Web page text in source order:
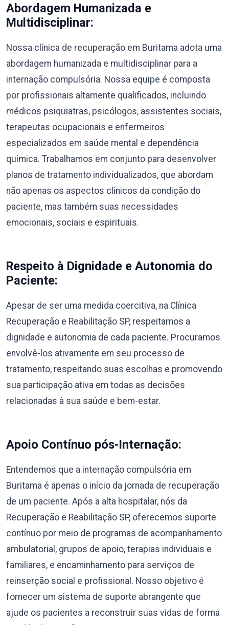
Abordagem Humanizada e
Multidisciplinar:
Nossa clínica de recuperação em Buritama adota uma
abordagem humanizada e multidisciplinar para a
internação compulsória. Nossa equipe é composta
por profissionais altamente qualificados, incluindo
médicos psiquiatras, psicólogos, assistentes sociais,
terapeutas ocupacionais e enfermeiros
especializados em saúde mental e dependência
química. Trabalhamos em conjunto para desenvolver
planos de tratamento individualizados, que abordam
não apenas os aspectos clínicos da condição do
paciente, mas também suas necessidades
emocionais, sociais e espirituais.
Respeito à Dignidade e Autonomia do
Paciente:
Apesar de ser uma medida coercitiva, na Clínica
Recuperação e Reabilitação SP, respeitamos a
dignidade e autonomia de cada paciente. Procuramos
envolvê-los ativamente em seu processo de
tratamento, respeitando suas escolhas e promovendo
sua participação ativa em todas as decisões
relacionadas à sua saúde e bem-estar.
Apoio Contínuo pós-Internação:
Entendemos que a internação compulsória em
Buritama é apenas o início da jornada de recuperação
de um paciente. Após a alta hospitalar, nós da
Recuperação e Reabilitação SP, oferecemos suporte
contínuo por meio de programas de acompanhamento
ambulatorial, grupos de apoio, terapias individuais e
familiares, e encaminhamento para serviços de
reinserção social e profissional. Nosso objetivo é
fornecer um sistema de suporte abrangente que
ajude os pacientes a reconstruir suas vidas de forma